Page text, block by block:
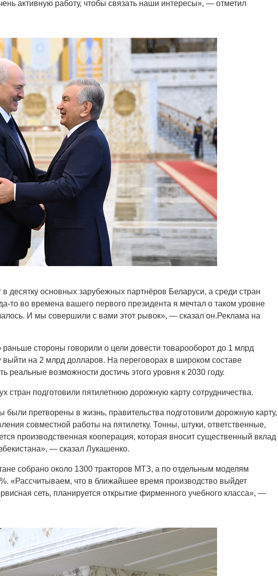
активную работу, чтобы связать наши интересы», — отметил
в десятку основных зарубежных партнёров Беларуси, а среди стран
то во времена вашего первого президента я мечтал о таком уровне
И мы совершили с вами этот рывок», — сказал он.Реклама на
раньше стороны говорили о цели довести товарооборот до 1 млрд
выйти на 2 млрд долларов. На переговорах в широком составе
реальные возможности достичь этого уровня к 2030 году.
стран подготовили пятилетнюю дорожную карту сотрудничества.
претворены в жизнь, правительства подготовили дорожную карту,
совместной работы на пятилетку. Тонны, штуки, ответственные,
производственная кооперация, которая вносит существенный вклад
— сказал Лукашенко.
собрано около 1300 тракторов МТЗ, а по отдельным моделям
«Рассчитываем, что в ближайшее время производство выйдет
сеть, планируется открытие фирменного учебного класса», —